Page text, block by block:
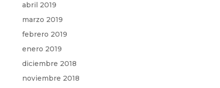
abril 2019
marzo 2019
febrero 2019
enero 2019
diciembre 2018
noviembre 2018